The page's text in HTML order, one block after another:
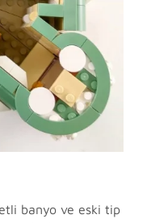
banyo ve eski tip